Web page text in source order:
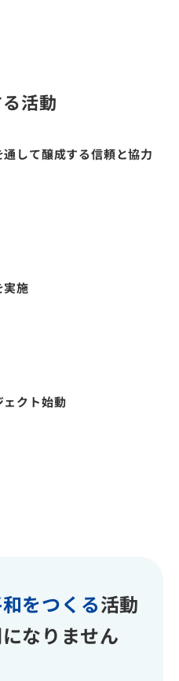
活動
通して醸成する信頼と協力
実施
ェクト始動
をつくる活動
なりません